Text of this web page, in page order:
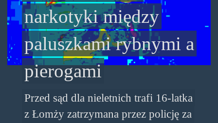
narkotyki między
paluszkami rybnymi a
pierogami
Przed sąd dla nieletnich trafi 16-latka
z Łomży zatrzymana przez policję za